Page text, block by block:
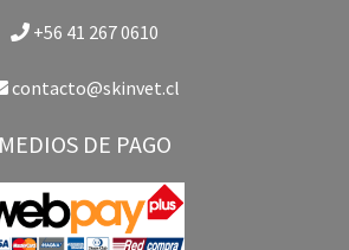
+56 41 267 0610
contacto@skinvet.cl
MEDIOS DE PAGO